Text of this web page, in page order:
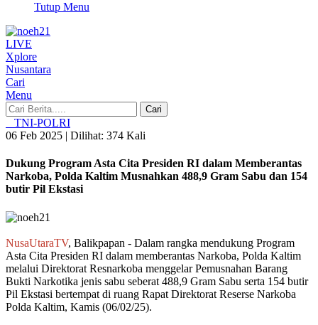
Tutup Menu
LIVE
Xplore
Nusantara
Cari
Menu
Cari
TNI-POLRI
06 Feb 2025 | Dilihat: 374 Kali
Dukung Program Asta Cita Presiden RI dalam Memberantas
Narkoba, Polda Kaltim Musnahkan 488,9 Gram Sabu dan 154
butir Pil Ekstasi
NusaUtaraTV, Balikpapan - Dalam rangka mendukung Program
Asta Cita Presiden RI dalam memberantas Narkoba, Polda Kaltim
melalui Direktorat Resnarkoba menggelar Pemusnahan Barang
Bukti Narkotika jenis sabu seberat 488,9 Gram Sabu serta 154 butir
Pil Ekstasi bertempat di ruang Rapat Direktorat Reserse Narkoba
Polda Kaltim, Kamis (06/02/25).